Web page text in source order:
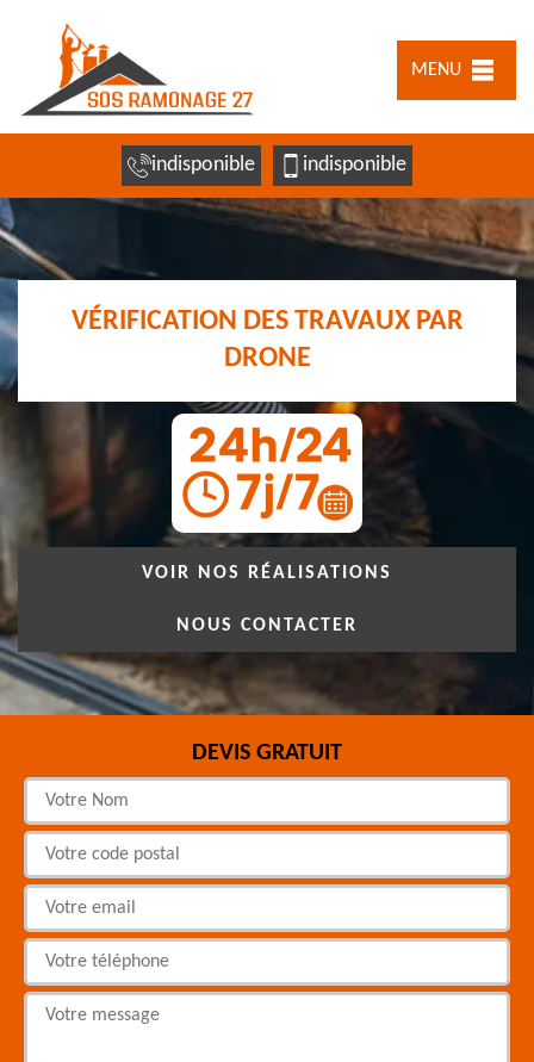
MENU
indisponible indisponible
VÉRIFICATION DES TRAVAUX PAR
DRONE
VOIR NOS RÉALISATIONS
NOUS CONTACTER
DEVIS GRATUIT